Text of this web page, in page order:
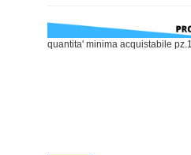
quantita' minima acquistabile pz.1